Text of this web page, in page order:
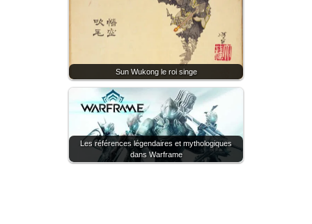
Sun Wukong le roi singe
Les références légendaires et mythologiques
dans Warframe